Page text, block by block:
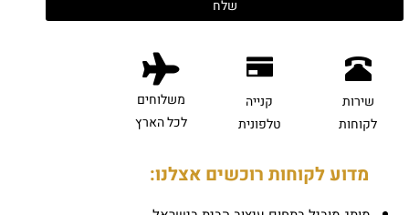
שירות
לקוחות
קנייה
טלפונית
משלוחים
לכל הארץ
מדוע לקוחות רוכשים אצלנו: